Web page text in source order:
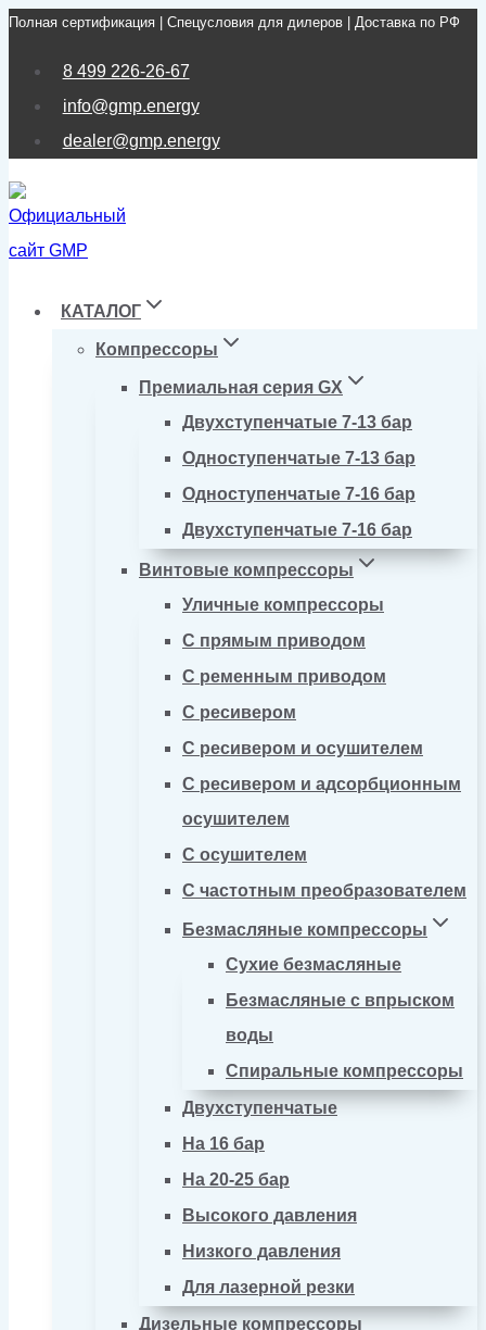
Перейти
Полная сертификация | Спецусловия для дилеров | Доставка по РФ
8 499 226-26-67
info@gmp.energy
dealer@gmp.energy
КАТАЛОГ
Компрессоры
Премиальная серия GX
Двухступенчатые 7-13 бар
Одноступенчатые 7-13 бар
Одноступенчатые 7-16 бар
Двухступенчатые 7-16 бар
Винтовые компрессоры
Уличные компрессоры
С прямым приводом
С ременным приводом
С ресивером
С ресивером и осушителем
С ресивером и адсорбционным
осушителем
С осушителем
С частотным преобразователем
Безмасляные компрессоры
Сухие безмасляные
Безмасляные с впрыском
воды
Спиральные компрессоры
Двухступенчатые
На 16 бар
На 20-25 бар
Высокого давления
Низкого давления
Для лазерной резки
Дизельные компрессоры